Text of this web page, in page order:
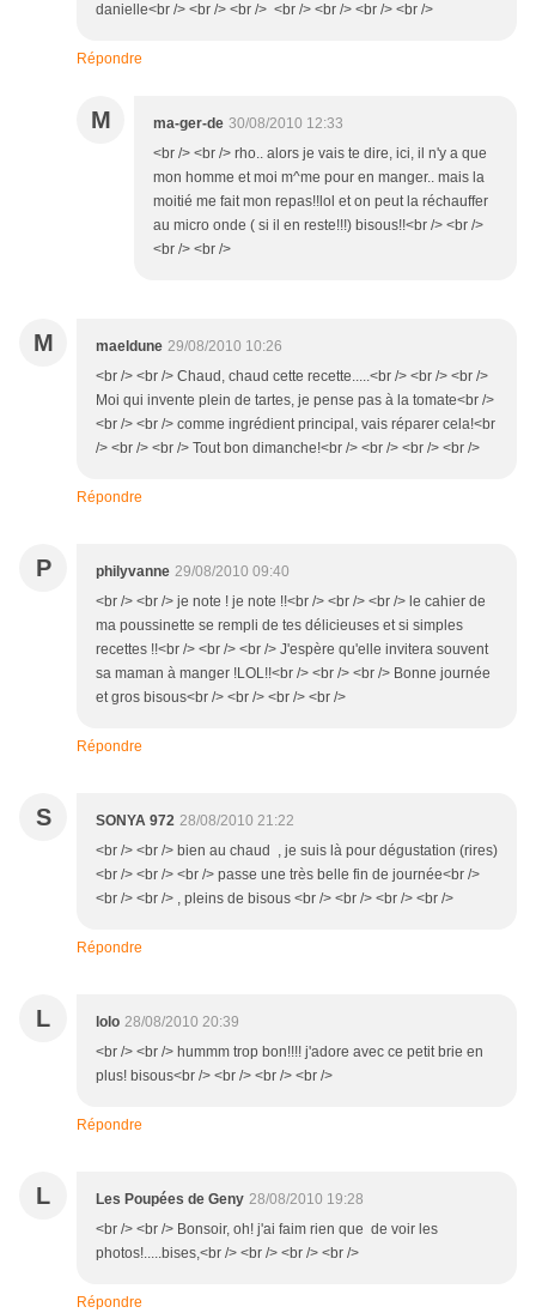
danielle<br /> <br /> <br /> <br /> <br /> <br /> <br />
Répondre
M ma-ger-de 30/08/2010 12:33
<br /> <br /> rho.. alors je vais te dire, ici, il n'y a que
mon homme et moi m^me pour en manger.. mais la
moitié me fait mon repas!!lol et on peut la réchauffer
au micro onde ( si il en reste!!!) bisous!!<br /> <br />
<br /> <br />
M maeldune 29/08/2010 10:26
<br /> <br /> Chaud, chaud cette recette.....<br /> <br /> <br />
Moi qui invente plein de tartes, je pense pas à la tomate<br />
<br /> <br /> comme ingrédient principal, vais réparer cela!<br
/> <br /> <br /> Tout bon dimanche!<br /> <br /> <br /> <br />
Répondre
P philyvanne 29/08/2010 09:40
<br /> <br /> je note ! je note !!<br /> <br /> <br /> le cahier de
ma poussinette se rempli de tes délicieuses et si simples
recettes !!<br /> <br /> <br /> J'espère qu'elle invitera souvent
sa maman à manger !LOL!!<br /> <br /> <br /> Bonne journée
et gros bisous<br /> <br /> <br /> <br />
Répondre
S SONYA 972 28/08/2010 21:22
<br /> <br /> bien au chaud , je suis là pour dégustation (rires)
<br /> <br /> <br /> passe une très belle fin de journée<br />
<br /> <br /> , pleins de bisous <br /> <br /> <br /> <br />
Répondre
L lolo 28/08/2010 20:39
<br /> <br /> hummm trop bon!!!! j'adore avec ce petit brie en
plus! bisous<br /> <br /> <br /> <br />
Répondre
L Les Poupées de Geny 28/08/2010 19:28
<br /> <br /> Bonsoir, oh! j'ai faim rien que de voir les
photos!.....bises,<br /> <br /> <br /> <br />
Répondre